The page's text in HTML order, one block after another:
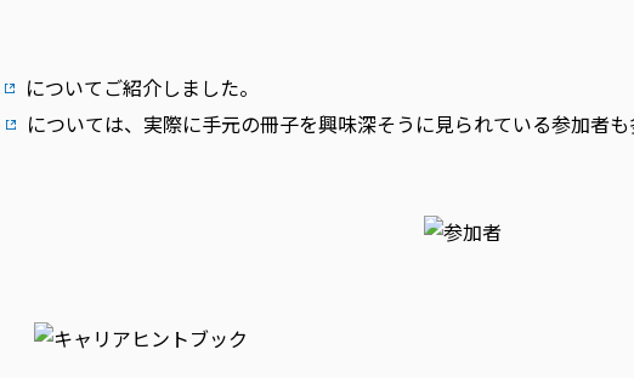
についてご紹介しました。
については、実際に手元の冊子を興味深そうに見られている参加者も